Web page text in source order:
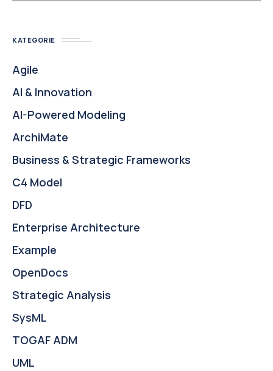
KATEGORIE
Agile
AI & Innovation
AI-Powered Modeling
ArchiMate
Business & Strategic Frameworks
C4 Model
DFD
Enterprise Architecture
Example
OpenDocs
Strategic Analysis
SysML
TOGAF ADM
UML